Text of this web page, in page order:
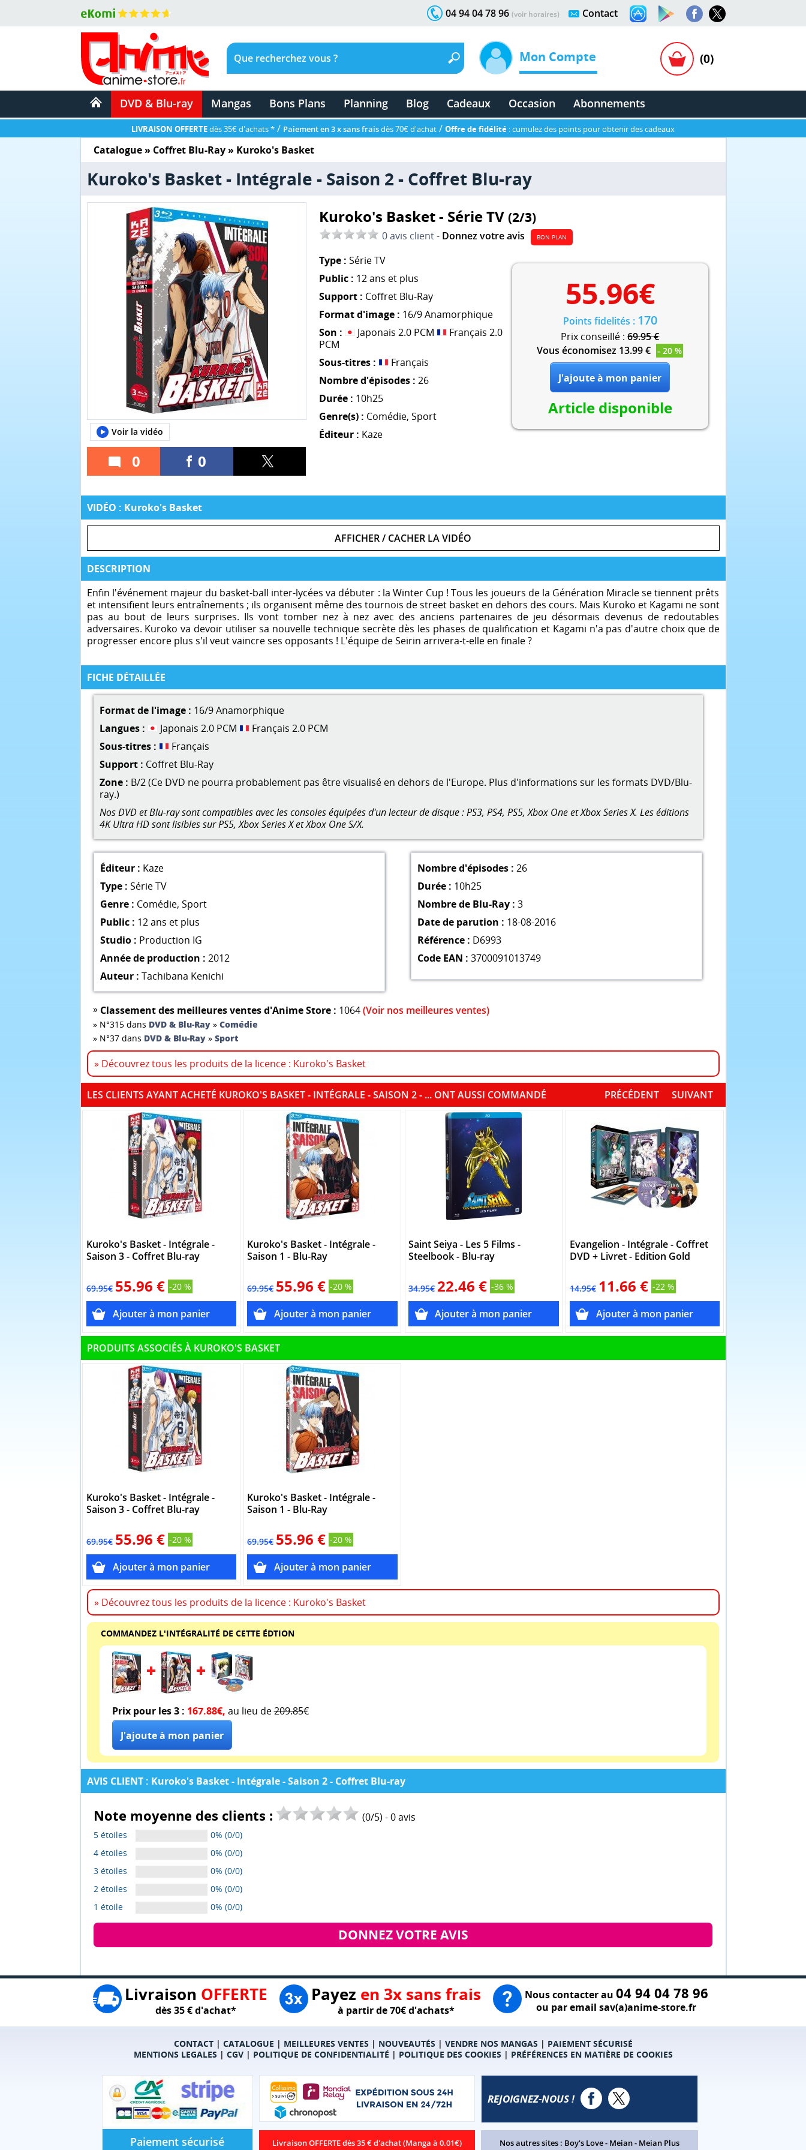
Contact
04 94 04 78 96 (voir horaires)
Mon Compte (0)
DVD & Blu-ray Mangas Bons Plans Planning Blog Cadeaux Occasion Abonnements
LIVRAISON OFFERTEdès 35€ d'achats * / Paiement en 3 x sans fraisdès 70€ d'achat / Offre de fidélité : cumulez des points pour obtenir des cadeaux
Catalogue» Coffret Blu-Ray» Kuroko's Basket
Kuroko's Basket - Intégrale - Saison 2 - Coffret Blu-ray
Voir la vidéo
0 0
Kuroko's Basket - Série TV(2/3)
0 avis client - Donnez votre avis BON PLAN
Type : Série TV
Public : 12 ans et plus
Support : Coffret Blu-Ray
Format d'image : 16/9 Anamorphique
Son :
Japonais 2.0 PCM
Français 2.0
PCM
Sous-titres :
Français
Nombre d'épisodes : 26
Durée : 10h25
Genre(s) : Comédie,Sport
Éditeur : Kaze
55.96€
Points fidelités : 170
Prix conseillé :69.95 €
Vous économisez 13.99 €
- 20 %
Article disponible
VIDÉO : Kuroko's Basket
AFFICHER / CACHER LA VIDÉO
DESCRIPTION
Enfin l'événement majeur du basket-ball inter-lycées va débuter : la Winter Cup ! Tous les joueurs de la Génération Miracle se tiennent prêts
et intensifient leurs entraînements ; ils organisent même des tournois de street basket en dehors des cours. Mais Kuroko et Kagami ne sont
pas au bout de leurs surprises. Ils vont tomber nez à nez avec des anciens partenaires de jeu désormais devenus de redoutables
adversaires. Kuroko va devoir utiliser sa nouvelle technique secrète dès les phases de qualification et Kagami n'a pas d'autre choix que de
progresser encore plus s'il veut vaincre ses opposants ! L'équipe de Seirin arrivera-t-elle en finale ?
FICHE DÉTAILLÉE
Format de l'image : 16/9 Anamorphique
Langues :
Japonais 2.0 PCM
Français 2.0 PCM
Sous-titres :
Français
Support : Coffret Blu-Ray
Zone : B/2 (Ce DVD ne pourra probablement pas être visualisé en dehors de l'Europe. Plus d'informations sur les formats DVD/Blu-
ray.)
Nos DVD et Blu-ray sont compatibles avec les consoles équipées d'un lecteur de disque : PS3, PS4, PS5, Xbox One et Xbox Series X. Les éditions
4K Ultra HD sont lisibles sur PS5, Xbox Series X et Xbox One S/X.
Éditeur : Kaze
Type : Série TV
Genre : Comédie, Sport
Public : 12 ans et plus
Studio : Production IG
Année de production : 2012
Auteur : Tachibana Kenichi
Nombre d'épisodes : 26
Durée : 10h25
Nombre de Blu-Ray : 3
Date de parution : 18-08-2016
Référence : D6993
Code EAN : 3700091013749
» Classement des meilleures ventes d'Anime Store : 1064(Voir nos meilleures ventes)
» N°315 dans DVD & Blu-Ray »Comédie
» N°37 dans DVD & Blu-Ray »Sport
» Découvrez tous les produits de la licence : Kuroko's Basket
LES CLIENTS AYANT ACHETÉ KUROKO'S BASKET - INTÉGRALE - SAISON 2 - ... ONT AUSSI COMMANDÉ SUIVANT
PRÉCÉDENT
Kuroko's Basket - Intégrale -
Saison 3 - Coffret Blu-ray
69.95€ 55.96 € -20 %
Kuroko's Basket - Intégrale -
Saison 1 - Blu-Ray
69.95€ 55.96 € -20 %
Saint Seiya - Les 5 Films -
Steelbook - Blu-ray
34.95€ 22.46 € -36 %
Evangelion - Intégrale - Coffret
DVD + Livret - Edition Gold
14.95€ 11.66 € -22 %
PRODUITS ASSOCIÉS À KUROKO'S BASKET
Kuroko's Basket - Intégrale -
Saison 3 - Coffret Blu-ray
69.95€ 55.96 € -20 %
Kuroko's Basket - Intégrale -
Saison 1 - Blu-Ray
69.95€ 55.96 € -20 %
» Découvrez tous les produits de la licence : Kuroko's Basket
COMMANDEZ L'INTÉGRALITÉ DE CETTE ÉDTION
Prix pour les 3 : 167.88€, au lieu de209.85€
AVIS CLIENT : Kuroko's Basket - Intégrale - Saison 2 - Coffret Blu-ray
Note moyenne des clients : (0/5) -0avis
5 étoiles
0% (0/0)
4 étoiles
0% (0/0)
3 étoiles
0% (0/0)
2 étoiles
0% (0/0)
1 étoile
0% (0/0)
DONNEZ VOTRE AVIS
Livraison OFFERTE
dès 35 € d'achat*
Payez en 3x sans frais
à partir de 70€ d'achats*
Nous contacter au 04 94 04 78 96
ou par email sav(a)anime-store.fr
CONTACT| CATALOGUE | MEILLEURES VENTES | NOUVEAUTÉS | VENDRE NOS MANGAS | PAIEMENT SÉCURISÉ
MENTIONS LEGALES | CGV| POLITIQUE DE CONFIDENTIALITÉ | POLITIQUE DES COOKIES | PRÉFÉRENCES EN MATIÈRE DE COOKIES
Paiement sécurisé Livraison OFFERTE dès 35 € d'achat (Manga à 0.01€)
REJOIGNEZ-NOUS !
Nos autres sites : Boy's Love- Meian- Meian Plus